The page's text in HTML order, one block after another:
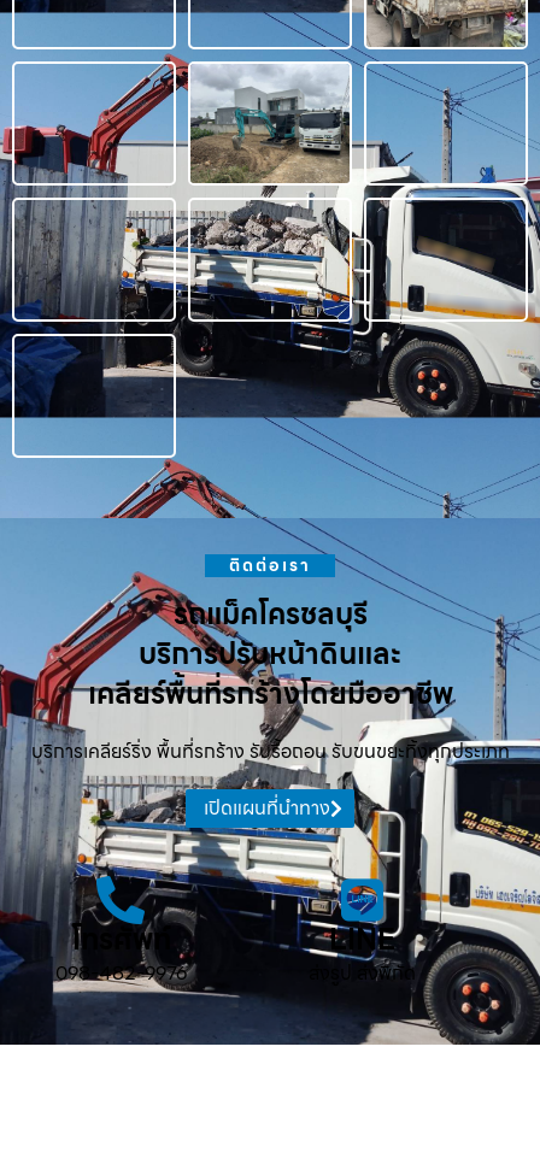
ติดต่อเรา
รถแม็คโครชลบุรี
บริการปรับหน้าดินและ
เคลียร์พื้นที่รกร้างโดยมืออาชีพ
บริการเคลียร์ริ่ง พื้นที่รกร้าง รับรื้อถอน รับขนขยะทิ้งทุกประเภท
เปิดแผนที่นำทาง
โทรศัพท์
098-482-9976
LINE
ส่งรูป ส่งพิกัด